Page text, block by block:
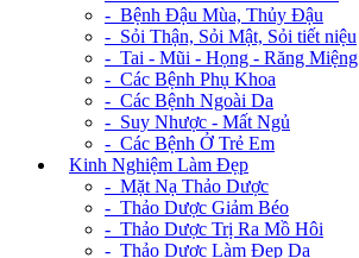
- Bệnh Đậu Mùa, Thủy Đậu
- Sỏi Thận, Sỏi Mật, Sỏi tiết niệu
- Tai - Mũi - Họng - Răng Miệng
- Các Bệnh Phụ Khoa
- Các Bệnh Ngoài Da
- Suy Nhược - Mất Ngủ
- Các Bệnh Ở Trẻ Em
Kinh Nghiệm Làm Đẹp
- Mặt Nạ Thảo Dược
- Thảo Dược Giảm Béo
- Thảo Dược Trị Ra Mồ Hôi
- Thảo Dược Làm Đẹp Da